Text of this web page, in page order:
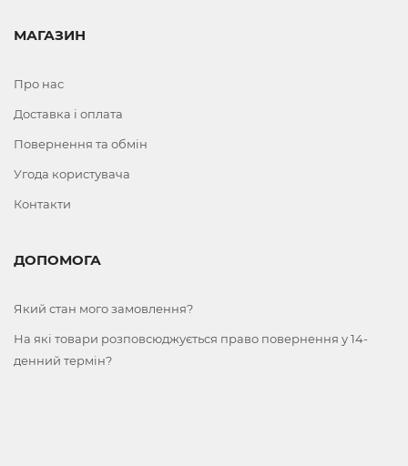
МАГАЗИН
Про нас
Доставка і оплата
Повернення та обмін
Угода користувача
Контакти
ДОПОМОГА
Який стан мого замовлення?
На які товари розповсюджується право повернення у 14-
денний термін?